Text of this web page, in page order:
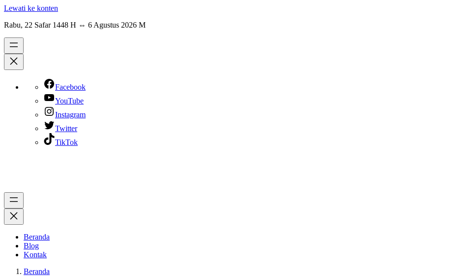
Lewati ke konten
Rabu, 22 Safar 1448 H ⇔ 6 Agustus 2026 M
Facebook
YouTube
Instagram
Twitter
TikTok
Beranda
Blog
Kontak
Beranda